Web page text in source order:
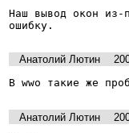
Наш вывод окон
ошибку.
Анатолий Лютин
В wwo такие же
Анатолий Лютин